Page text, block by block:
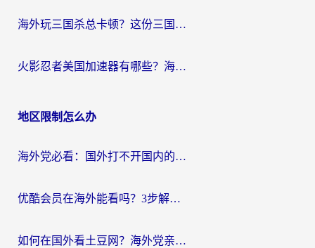
海外玩三国杀总卡顿？这份三国杀游戏加速器指南帮你告别延迟烦恼
火影忍者美国加速器有哪些？海外党亲测的国服游戏加速全攻略（含菲律宾玩三国之刃守望黎明技巧）
地区限制怎么办
海外党必看：国外打不开国内的app怎么办？3步解决你的乡愁
优酷会员在海外能看吗？3步解决海外追剧难题，附实测好用加速器推荐
如何在国外看土豆网？海外党亲测有效的追剧加速器选择指南